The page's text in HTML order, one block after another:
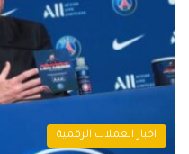
اخبار العملات الرقمية